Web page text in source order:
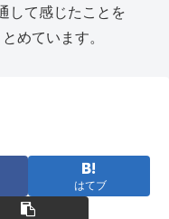
して感じたことを
めています。
はてブ